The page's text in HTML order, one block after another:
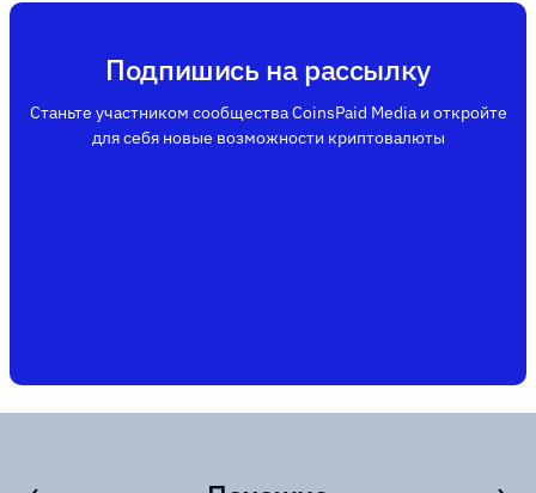
Подпишись на рассылку
Станьте участником сообщества CoinsPaid Media и откройте
для себя новые возможности криптовалюты